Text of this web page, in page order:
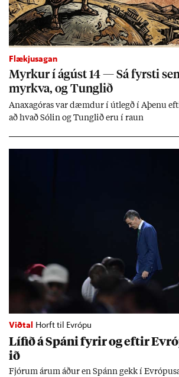
Flækjusagan
Myrk­ur í ág­úst 14 — Sá fyrsti
myrkva, og Tungl­ið
An­axagór­as var dæmd­ur í út­legð í Aþenu
að hvað Sól­in og Tungl­ið eru í raun
Viðtal Horft til Evrópu
Líf­ið á Spáni fyr­ir og eft­ir
ið
Fjór­um ár­um áð­ur en Spánn gekk í